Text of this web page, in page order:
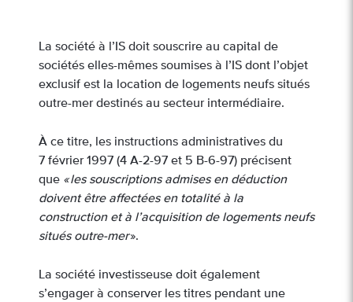
La société à l’IS doit souscrire au capital de
sociétés elles-mêmes soumises à l’IS dont l’objet
exclusif est la location de logements neufs situés
outre-mer destinés au secteur intermédiaire.
À ce titre, les instructions administratives du
7 février 1997 (4 A-2-97 et 5 B-6-97) précisent
que « les souscriptions admises en déduction
doivent être affectées en totalité à la
construction et à l’acquisition de logements neufs
situés outre-mer».
La société investisseuse doit également
s’engager à conserver les titres pendant une